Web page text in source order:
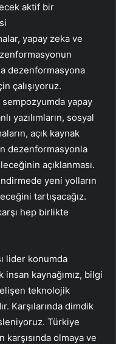
aktif bir
yapay zeka ve
dezenformasyona
çalışıyoruz.
yapay
yazılımların, sosyal
açık kaynak
dezenformasyonla
açıklanması.
yeni yolların
tartışacağız.
hep birlikte
lider konumda
kaynağımız, bilgi
teknolojik
Karşılarında dimdik
Türkiye
olmaya ve